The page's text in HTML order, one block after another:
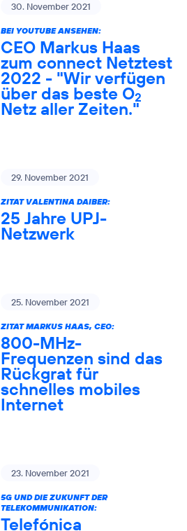
30. November 2021
BEI YOUTUBE ANSEHEN:
CEO Markus Haas
zum connect Netztest
2022 - "Wir verfügen
über das beste O2
Netz aller Zeiten."
29. November 2021
ZITAT VALENTINA DAIBER:
25 Jahre UPJ-
Netzwerk
25. November 2021
ZITAT MARKUS HAAS, CEO:
800-MHz-
Frequenzen sind das
Rückgrat für
schnelles mobiles
Internet
23. November 2021
5G UND DIE ZUKUNFT DER
TELEKOMMUNIKATION:
Telefónica